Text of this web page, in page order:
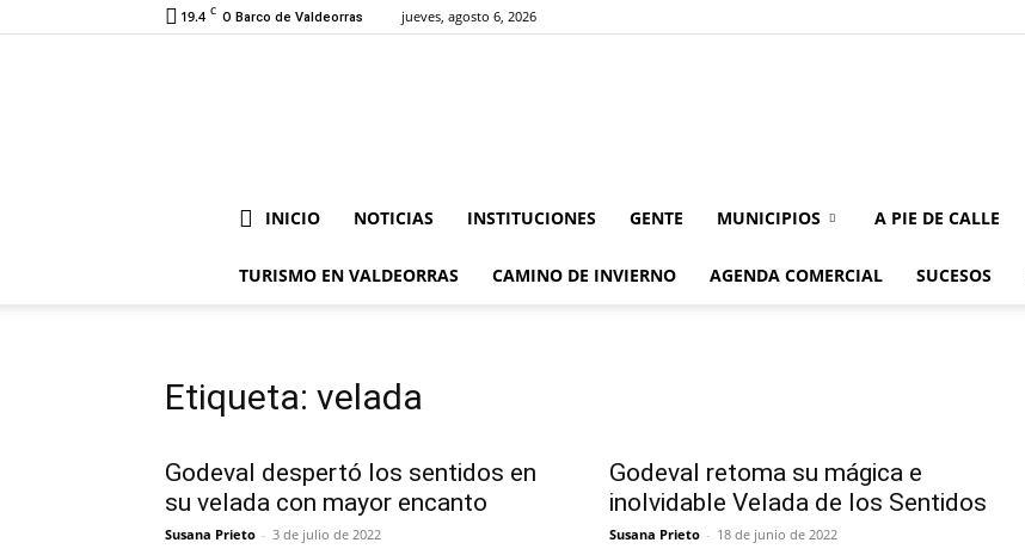
19.4 C O Barco de Valdeorras jueves, agosto 6, 2026
INICIO NOTICIAS INSTITUCIONES GENTE MUNICIPIOS A PIE DE CALLE
TURISMO EN VALDEORRAS CAMINO DE INVIERNO AGENDA COMERCIAL SUCESOS
Etiqueta: velada
Godeval despertó los sentidos en
su velada con mayor encanto
Susana Prieto - 3 de julio de 2022
Godeval retoma su mágica e
inolvidable Velada de los Sentidos
Susana Prieto - 18 de junio de 2022